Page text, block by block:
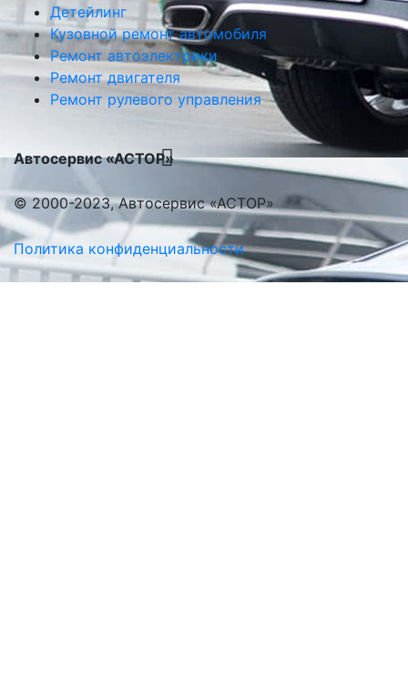
Детейлинг
Кузовной ремонт автомобиля
Ремонт автоэлектрики
Ремонт двигателя
Ремонт рулевого управления
Автосервис «АСТОР»
© 2000-2023, Автосервис «АСТОР»
Политика конфиденциальности